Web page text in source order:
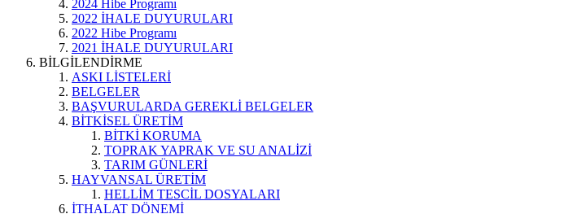
2024 Hibe Programı
2022 İHALE DUYURULARI
2022 Hibe Programı
2021 İHALE DUYURULARI
BİLGİLENDİRME
ASKI LİSTELERİ
BELGELER
BAŞVURULARDA GEREKLİ BELGELER
BİTKİSEL ÜRETİM
BİTKİ KORUMA
TOPRAK YAPRAK VE SU ANALİZİ
TARIM GÜNLERİ
HAYVANSAL ÜRETİM
HELLİM TESCİL DOSYALARI
İTHALAT DÖNEMİ